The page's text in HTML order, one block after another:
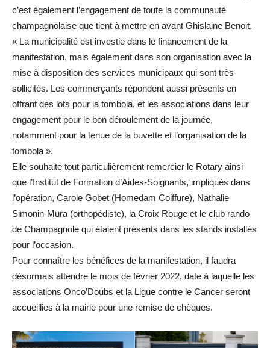
c’est également l’engagement de toute la communauté
champagnolaise que tient à mettre en avant Ghislaine Benoit.
« La municipalité est investie dans le financement de la
manifestation, mais également dans son organisation avec la
mise à disposition des services municipaux qui sont très
sollicités. Les commerçants répondent aussi présents en
offrant des lots pour la tombola, et les associations dans leur
engagement pour le bon déroulement de la journée,
notamment pour la tenue de la buvette et l’organisation de la
tombola ».
Elle souhaite tout particulièrement remercier le Rotary ainsi
que l’Institut de Formation d’Aides-Soignants, impliqués dans
l’opération, Carole Gobet (Homedam Coiffure), Nathalie
Simonin-Mura (orthopédiste), la Croix Rouge et le club rando
de Champagnole qui étaient présents dans les stands installés
pour l’occasion.
Pour connaître les bénéfices de la manifestation, il faudra
désormais attendre le mois de février 2022, date à laquelle les
associations Onco’Doubs et la Ligue contre le Cancer seront
accueillies à la mairie pour une remise de chèques.